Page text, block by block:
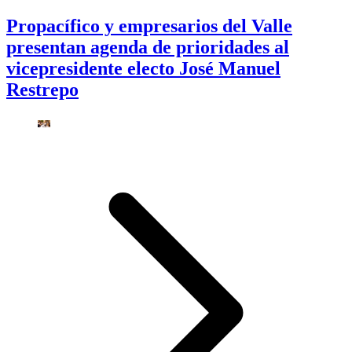
Propacífico y empresarios del Valle
presentan agenda de prioridades al
vicepresidente electo José Manuel
Restrepo